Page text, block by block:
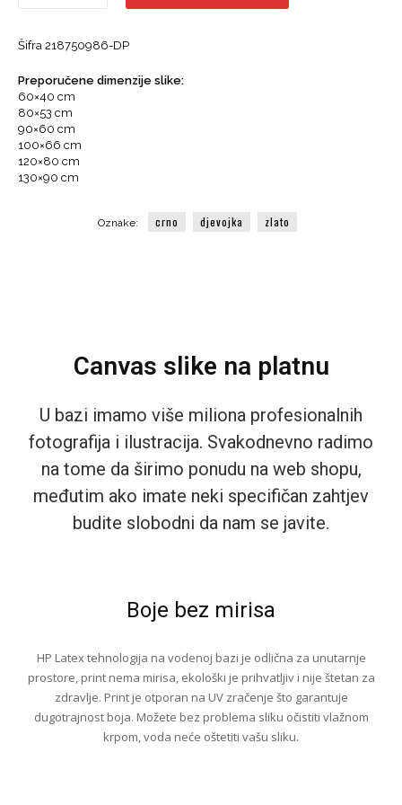
boja,
i
sat
količina
Šifra 218750986-DP
Preporučene dimenzije slike:
60×40 cm
80×53 cm
90×60 cm
100×66 cm
120×80 cm
130×90 cm
Oznake: crno djevojka zlato
Canvas slike na platnu
U bazi imamo više miliona profesionalnih
fotografija i ilustracija. Svakodnevno radimo
na tome da širimo ponudu na web shopu,
međutim ako imate neki specifičan zahtjev
budite slobodni da nam se javite.
Boje bez mirisa
HP Latex tehnologija na vodenoj bazi je odlična za unutarnje
prostore, print nema mirisa, ekološki je prihvatljiv i nije štetan za
zdravlje. Print je otporan na UV zračenje što garantuje
dugotrajnost boja. Možete bez problema sliku očistiti vlažnom
krpom, voda neće oštetiti vašu sliku.